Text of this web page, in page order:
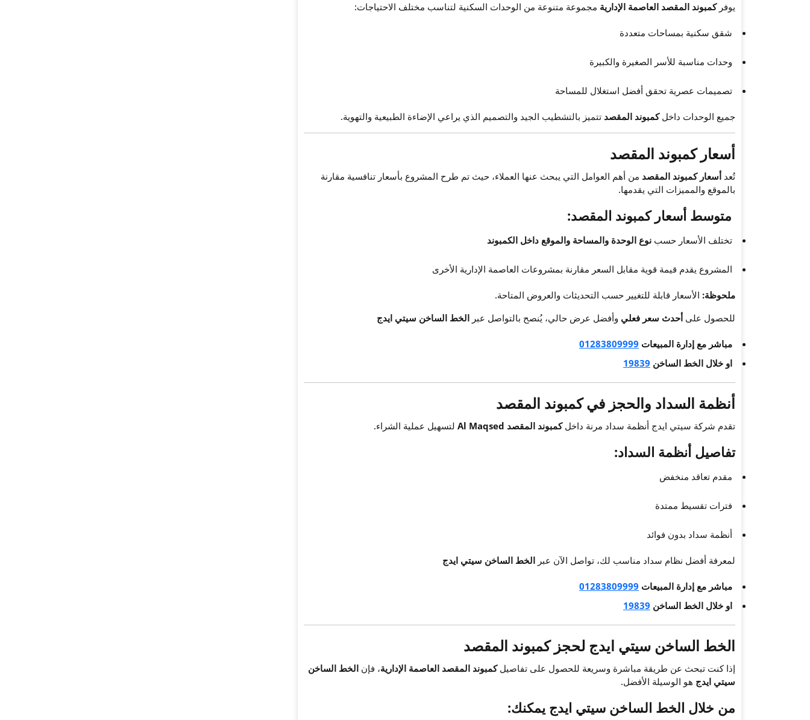
يوفركمبوند المقصد العاصمة الإدارية مجموعة متنوعة من الوحدات السكنية لتناسب مختلف الاحتياجات:
شقق سكنية بمساحات متعددة
وحدات مناسبة للأسر الصغيرة والكبيرة
تصميمات عصرية تحقق أفضل استغلال للمساحة
جميع الوحدات داخلكمبوند المقصد تتميز بالتشطيب الجيد والتصميم الذي يراعي الإضاءة الطبيعية والتهوية.
أسعار كمبوند المقصد
تُعد أسعار كمبوند المقصد من أهم العوامل التي يبحث عنها العملاء، حيث تم طرح المشروع بأسعار تنافسية مقارنة
بالموقع والمميزات التي يقدمها.
متوسط أسعار كمبوند المقصد:
تختلف الأسعار حسب نوع الوحدة والمساحة والموقع داخل الكمبوند
المشروع يقدم قيمة قوية مقابل السعر مقارنة بمشروعات العاصمة الإدارية الأخرى
ملحوظة: الأسعار قابلة للتغيير حسب التحديثات والعروض المتاحة.
للحصول على أحدث سعر فعلي وأفضل عرض حالي، يُنصح بالتواصل عبر الخط الساخن سيتي ايدج
مباشر مع إدارة المبيعات 01283809999
او خلال الخط الساخن 19839
أنظمة السداد والحجز في كمبوند المقصد
تقدم شركة سيتي ايدج أنظمة سداد مرنة داخلكمبوند المقصد Al Maqsed لتسهيل عملية الشراء.
تفاصيل أنظمة السداد:
مقدم تعاقد منخفض
فترات تقسيط ممتدة
أنظمة سداد بدون فوائد
لمعرفة أفضل نظام سداد مناسب لك، تواصل الآن عبر الخط الساخن سيتي ايدج
مباشر مع إدارة المبيعات 01283809999
او خلال الخط الساخن 19839
الخط الساخن سيتي ايدج لحجز كمبوند المقصد
إذا كنت تبحث عن طريقة مباشرة وسريعة للحصول على تفاصيلكمبوند المقصد العاصمة الإدارية، فإن الخط الساخن
سيتي ايدج هو الوسيلة الأفضل.
من خلال الخط الساخن سيتي ايدج يمكنك: